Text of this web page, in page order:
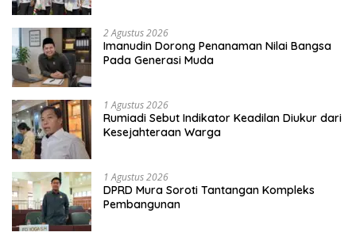
2 Agustus 2026
Imanudin Dorong Penanaman Nilai Bangsa
Pada Generasi Muda
1 Agustus 2026
Rumiadi Sebut Indikator Keadilan Diukur dari
Kesejahteraan Warga
1 Agustus 2026
DPRD Mura Soroti Tantangan Kompleks
Pembangunan